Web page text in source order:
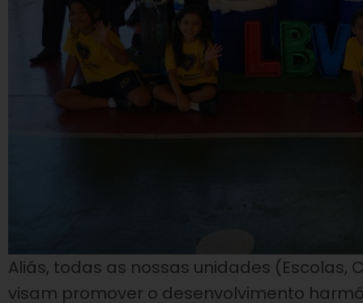
Aliás, todas as nossas unidades
visam promover o desenvolvimento